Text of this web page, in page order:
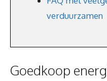
verduurzamen
Goedkoop